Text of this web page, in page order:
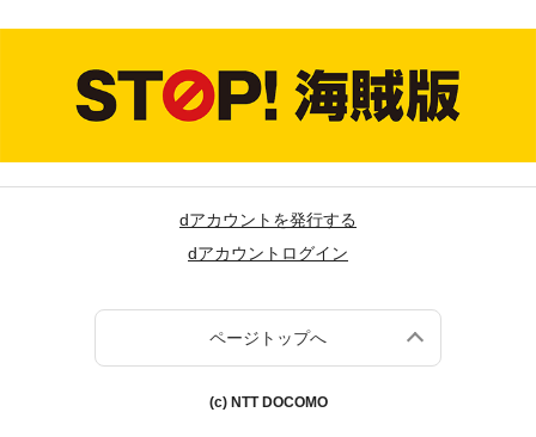
dアカウントを発行する
dアカウントログイン
ページトップへ
(c) NTT DOCOMO